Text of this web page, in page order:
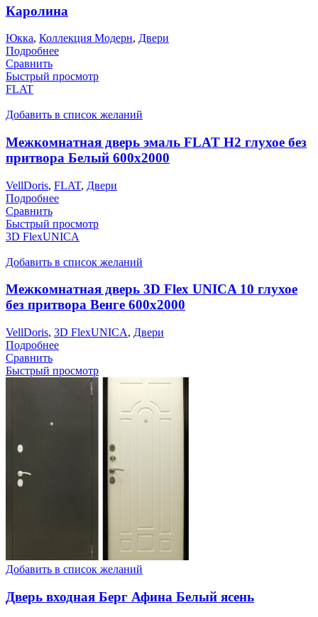
Каролина
Юкка, Коллекция Модерн, Двери
Подробнее
Сравнить
Быстрый просмотр
FLAT
Добавить в список желаний
Межкомнатная дверь эмаль FLAT H2 глухое без
притвора Белый 600х2000
VellDoris, FLAT, Двери
Подробнее
Сравнить
Быстрый просмотр
3D FlexUNICA
Добавить в список желаний
Межкомнатная дверь 3D Flex UNICA 10 глухое
без притвора Венге 600х2000
VellDoris, 3D FlexUNICA, Двери
Подробнее
Сравнить
Быстрый просмотр
Добавить в список желаний
Дверь входная Берг Афина Белый ясень